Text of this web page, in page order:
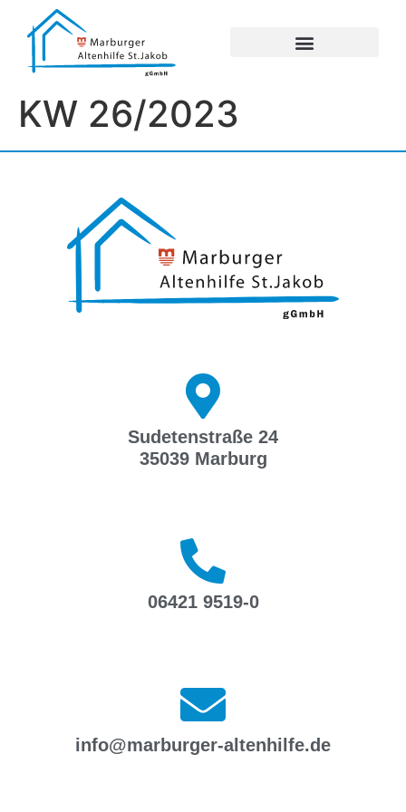
KW 26/2023
Sudetenstraße 24
35039 Marburg
06421 9519-0
info@marburger-altenhilfe.de